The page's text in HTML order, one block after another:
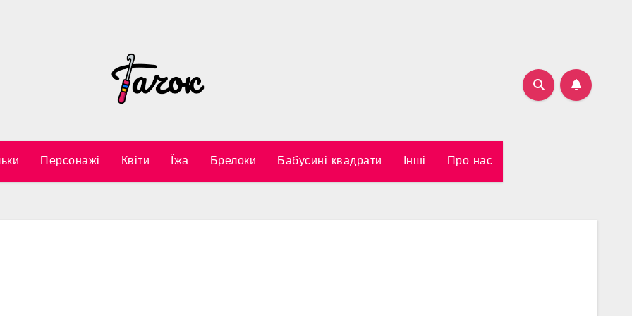
Персонажі Квіти Їжа Брелоки Бабусині квадрати Інші Про нас